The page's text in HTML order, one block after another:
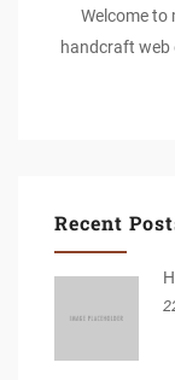
Welcome to
handcraft web
Recent